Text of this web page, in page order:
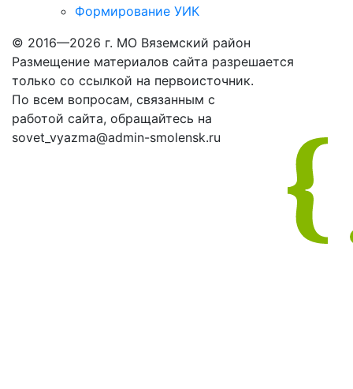
Формирование УИК
© 2016—2026 г. МО Вяземский район
Размещение материалов сайта разрешается
только со ссылкой на первоисточник.
По всем вопросам, связанным с
работой сайта, обращайтесь на
sovet_vyazma@admin-smolensk.ru